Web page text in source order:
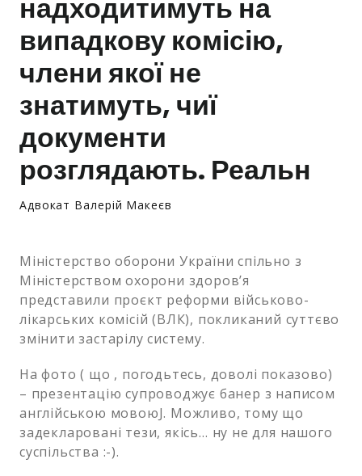
надходитимуть на
випадкову комісію,
члени якої не
знатимуть, чиї
документи
розглядають. Реальн
Адвокат Валерій Макеєв
Міністерство оборони України спільно з
Міністерством охорони здоров’я
представили проєкт реформи військово-
лікарських комісій (ВЛК), покликаний суттєво
змінити застарілу систему.
На фото ( що , погодьтесь, доволі показово)
– презентацію супроводжує банер з написом
англійською мовоюJ. Можливо, тому що
задекларовані тези, якісь… ну не для нашого
суспільства :-).